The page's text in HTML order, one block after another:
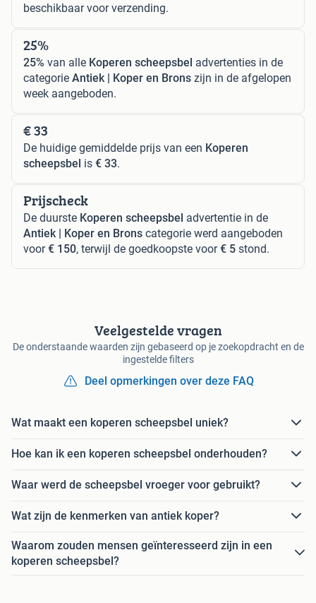
beschikbaar voor verzending.
25%
25% van alle Koperen scheepsbel advertenties in de
categorie Antiek | Koper en Brons zijn in de afgelopen
week aangeboden.
€ 33
De huidige gemiddelde prijs van een Koperen
scheepsbel is € 33.
Prijscheck
De duurste Koperen scheepsbel advertentie in de
Antiek | Koper en Brons categorie werd aangeboden
voor€ 150, terwijl de goedkoopste voor€ 5 stond.
Veelgestelde vragen
De onderstaande waarden zijn gebaseerd op je zoekopdracht en de
ingestelde filters
Deel opmerkingen over deze FAQ
Wat maakt een koperen scheepsbel uniek?
Hoe kan ik een koperen scheepsbel onderhouden?
Waar werd de scheepsbel vroeger voor gebruikt?
Wat zijn de kenmerken van antiek koper?
Waarom zouden mensen geïnteresseerd zijn in een
koperen scheepsbel?